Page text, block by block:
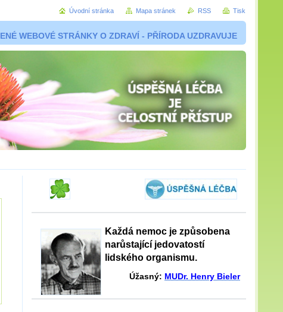
WEBOVÉ STRÁNKY O ZDRAVÍ - PŘÍRODA UZDRAVUJE
Každá nemoc je způsobena
narůstající jedovatostí
lidského organismu.
Úžasný: MUDr. Henry Bieler
Úvodní stránka Mapa stránek RSS Tisk